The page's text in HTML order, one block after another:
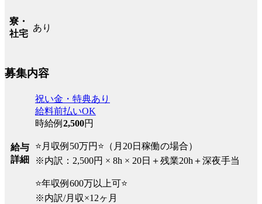
寮・
社宅
あり
募集内容
給与
詳細
祝い金・特典あり
給料前払いOK
時給例 2,500円
⭐月収例50万円⭐（月20日稼働の場合）
※内訳：2,500円 × 8h × 20日＋残業20h＋深夜手当
⭐年収例600万以上可⭐
※内訳/月収×12ヶ月